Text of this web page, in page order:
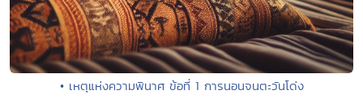
• เหตุแห่งความพินาศ ข้อที่ 1 การนอนจนตะวันโด่ง